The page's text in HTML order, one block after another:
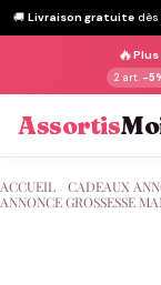
🚚 Livraison gratuite
🔥Plus
2 art. -
Assortis
au
ACCUEIL CADEAUX
ANNONCE GROSSESSE